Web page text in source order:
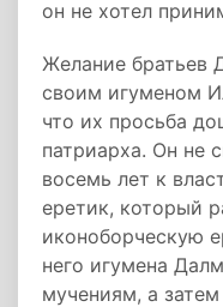
он не хотел
Желание братьев
своим игуменом
что их просьба
патриарха. Он не
восемь лет к
еретик, который
иконоборческую
него игумена
мучениям, а